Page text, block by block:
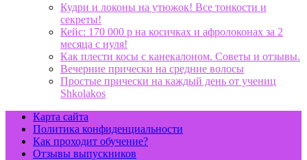
Кудри и локоны на утюжок! Все тонкости и
секреты!
Кейс: 170 000 р на косичках и афролоконах за 2
месяца с нуля!
Как плести косы с канекалоном. Советы и отзывы.
Вечерние прически на средние волосы
Простые прически на каждый день от учениц
Shkolakos
Карта сайта
Политика конфиденциальности
Как проходит обучение?
Отзывы выпускников